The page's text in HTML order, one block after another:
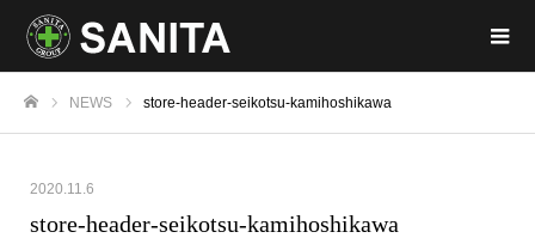
NEWS store-header-seikotsu-kamihoshikawa
2020.11.6
store-header-seikotsu-kamihoshikawa